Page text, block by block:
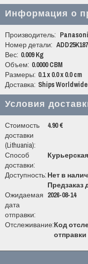
Информация о
Производитель:
Номер детали:
Вес: 0.009 Kg
Объем: 0.0000 CBM
Размеры: 0.1 x 0.0 x 0.0 cm
Доставка: Ships Worldwide
Условия
Стоимость
доставки
(Lithuania):
4.90 €
Способ
доставки:
Доступность: Нет в
Предзаказ
Ожидаемая
дата
отправки:
2026-08-14
Отслеживание:Код
отправки